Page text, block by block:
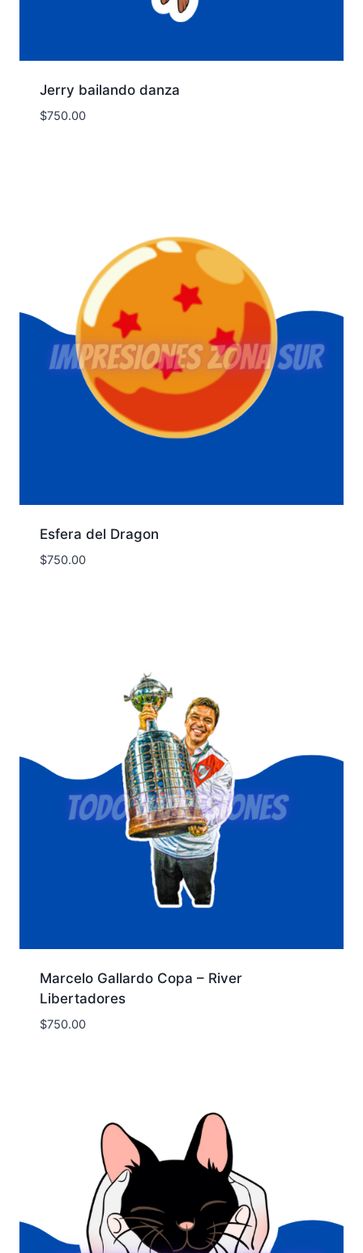
Jerry bailando danza
$750.00
Esfera del Dragon
$750.00
Marcelo Gallardo Copa – River
Libertadores
$750.00